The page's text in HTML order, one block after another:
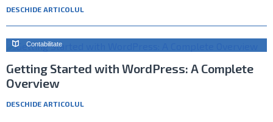
DESCHIDE ARTICOLUL
Contabilitate
Getting Started with WordPress: A Complete
Overview
DESCHIDE ARTICOLUL